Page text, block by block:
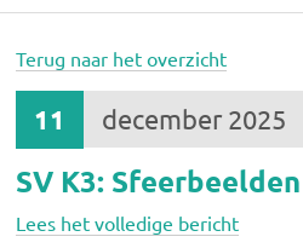
Terug naar het overzicht
11 december 2025
SV K3:
Lees het volledige bericht